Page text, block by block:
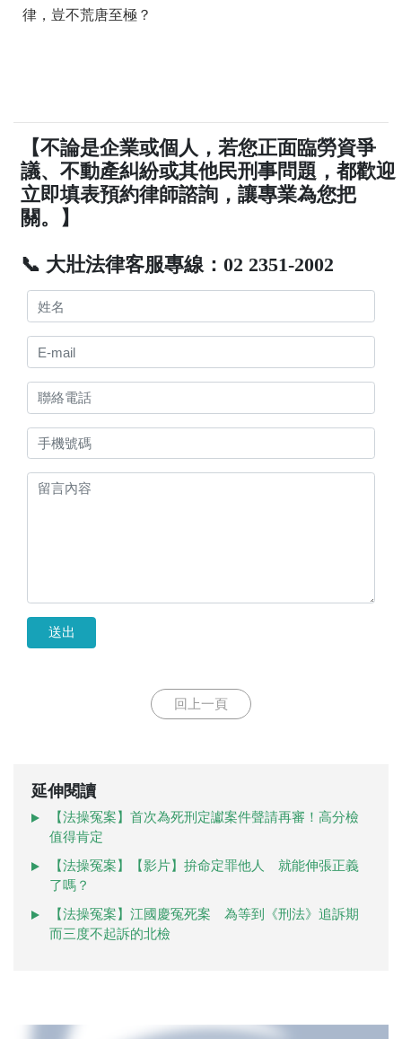
律，豈不荒唐至極？
【不論是企業或個人，若您正面臨勞資爭
議、不動產糾紛或其他民刑事問題，都歡迎
立即填表預約律師諮詢，讓專業為您把
關。】
📞 大壯法律客服專線：02 2351-2002
送出
回上一頁
延伸閱讀
【法操冤案】首次為死刑定讞案件聲請再審！高分檢
值得肯定
【法操冤案】【影片】拚命定罪他人 就能伸張正義
了嗎？
【法操冤案】江國慶冤死案 為等到《刑法》追訴期
而三度不起訴的北檢